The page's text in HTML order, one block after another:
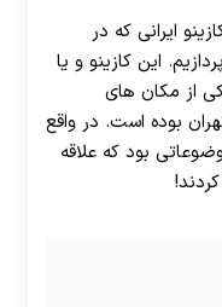
ایرانی که در
این کازینو و یا
از مکان های
بوده است. در واقع
بود که علاقه